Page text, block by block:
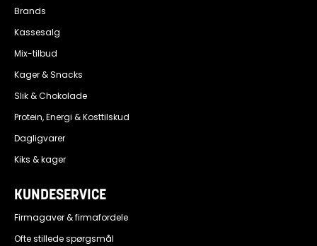
Brands
Kassesalg
Mix-tilbud
Kager & Snacks
Slik & Chokolade
Protein, Energi & Kosttilskud
Dagligvarer
Kiks & kager
KUNDESERVICE
Firmagaver & firmafordele
Ofte stillede spørgsmål